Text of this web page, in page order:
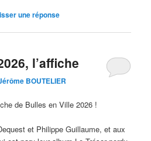
une réponse
l’affiche
BOUTELIER
de Bulles en Ville 2026 !
et Philippe Guillaume, et aux